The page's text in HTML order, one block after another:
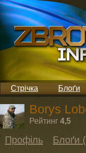
Стрічка Блоґи
Borys
Рейтинг 4,5
Профіль Блоґи